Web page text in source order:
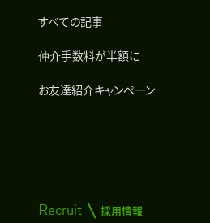
すべての記事
仲介手数料が半額に
お友達紹介キャンペーン
Recruit 採用情報